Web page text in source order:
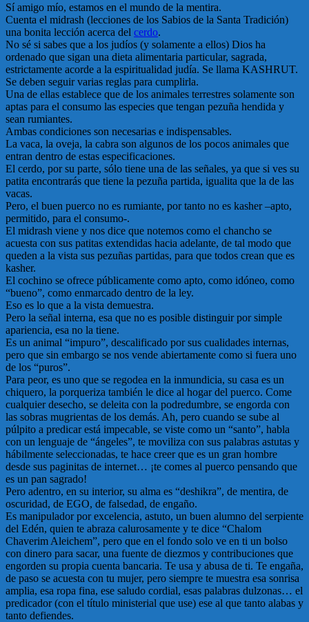
Sí amigo mío, estamos en el mundo de la mentira.
Cuenta el midrash (lecciones de los Sabios de la Santa Tradición)
una bonita lección acerca del cerdo.
No sé si sabes que a los judíos (y solamente a ellos) Dios ha
ordenado que sigan una dieta alimentaria particular, sagrada,
estrictamente acorde a la espiritualidad judía. Se llama KASHRUT.
Se deben seguir varias reglas para cumplirla.
Una de ellas establece que de los animales terrestres solamente son
aptas para el consumo las especies que tengan pezuña hendida y
sean rumiantes.
Ambas condiciones son necesarias e indispensables.
La vaca, la oveja, la cabra son algunos de los pocos animales que
entran dentro de estas especificaciones.
El cerdo, por su parte, sólo tiene una de las señales, ya que si ves su
patita encontrarás que tiene la pezuña partida, igualita que la de las
vacas.
Pero, el buen puerco no es rumiante, por tanto no es kasher –apto,
permitido, para el consumo-.
El midrash viene y nos dice que notemos como el chancho se
acuesta con sus patitas extendidas hacia adelante, de tal modo que
queden a la vista sus pezuñas partidas, para que todos crean que es
kasher.
El cochino se ofrece públicamente como apto, como idóneo, como
“bueno”, como enmarcado dentro de la ley.
Eso es lo que a la vista demuestra.
Pero la señal interna, esa que no es posible distinguir por simple
apariencia, esa no la tiene.
Es un animal “impuro”, descalificado por sus cualidades internas,
pero que sin embargo se nos vende abiertamente como si fuera uno
de los “puros”.
Para peor, es uno que se regodea en la inmundicia, su casa es un
chiquero, la porqueriza también le dice al hogar del puerco. Come
cualquier desecho, se deleita con la podredumbre, se engorda con
las sobras mugrientas de los demás. Ah, pero cuando se sube al
púlpito a predicar está impecable, se viste como un “santo”, habla
con un lenguaje de “ángeles”, te moviliza con sus palabras astutas y
hábilmente seleccionadas, te hace creer que es un gran hombre
desde sus paginitas de internet… ¡te comes al puerco pensando que
es un pan sagrado!
Pero adentro, en su interior, su alma es “deshikra”, de mentira, de
oscuridad, de EGO, de falsedad, de engaño.
Es manipulador por excelencia, astuto, un buen alumno del serpiente
del Edén, quien te abraza calurosamente y te dice “Chalom
Chaverim Aleichem”, pero que en el fondo solo ve en ti un bolso
con dinero para sacar, una fuente de diezmos y contribuciones que
engorden su propia cuenta bancaria. Te usa y abusa de ti. Te engaña,
de paso se acuesta con tu mujer, pero siempre te muestra esa sonrisa
amplia, esa ropa fina, ese saludo cordial, esas palabras dulzonas… el
predicador (con el título ministerial que use) ese al que tanto alabas y
tanto defiendes.